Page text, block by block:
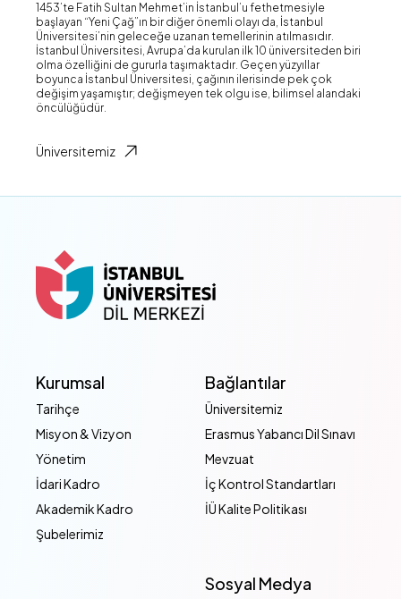
1453’te Fatih Sultan Mehmet’in İstanbul’u fethetmesiyle
başlayan “Yeni Çağ”ın bir diğer önemli olayı da, İstanbul
Üniversitesi’nin geleceğe uzanan temellerinin atılmasıdır.
İstanbul Üniversitesi, Avrupa’da kurulan ilk 10 üniversiteden biri
olma özelliğini de gururla taşımaktadır. Geçen yüzyıllar
boyunca İstanbul Üniversitesi, çağının ilerisinde pek çok
değişim yaşamıştır; değişmeyen tek olgu ise, bilimsel alandaki
öncülüğüdür.
Üniversitemiz
Kurumsal
Tarihçe
Misyon & Vizyon
Yönetim
İdari Kadro
Akademik Kadro
Şubelerimiz
Bağlantılar
Üniversitemiz
Erasmus Yabancı Dil Sınavı
Mevzuat
İç Kontrol Standartları
İÜ Kalite Politikası
Sosyal Medya